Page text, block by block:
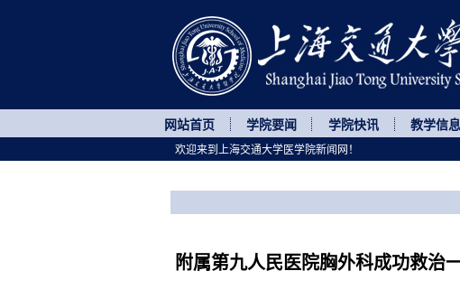
网站首页 学院要闻 学院快讯 教学信息
附属第九人民医院胸外科成功救治
欢迎来到上海交通大学医学院新闻网！